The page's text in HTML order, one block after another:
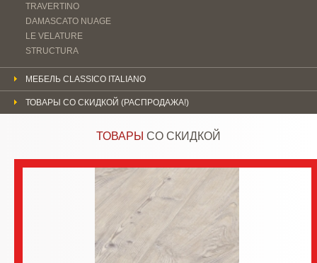
TRAVERTINO
DAMASCATO NUAGE
LE VELATURE
STRUCTURA
МЕБЕЛЬ CLASSICO ITALIANO
ТОВАРЫ СО СКИДКОЙ (РАСПРОДАЖА!)
ТОВАРЫ СО СКИДКОЙ